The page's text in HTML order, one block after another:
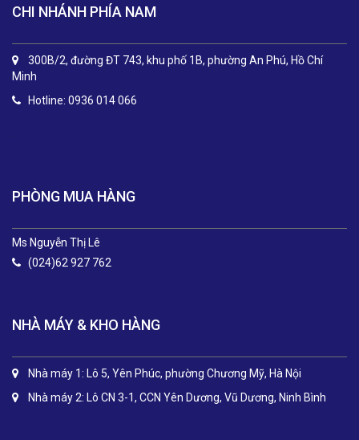
CHI NHÁNH PHÍA NAM
300B/2, đường ĐT 743, khu phố 1B, phường An Phú, Hồ Chí
Minh
Hotline: 0936 014 066
PHÒNG MUA HÀNG
Ms Nguyễn Thị Lê
(024)62 927 762
NHÀ MÁY & KHO HÀNG
Nhà máy 1: Lô 5, Yên Phúc, phường Chương Mỹ, Hà Nội
Nhà máy 2: Lô CN 3-1, CCN Yên Dương, Vũ Dương, Ninh Bình